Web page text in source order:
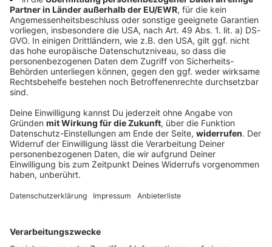
Motorradsternfahrt Kulmbach 2024: Unsere Fotos
des Bikerfests
Traumwetter, Traumbikes, Traumstimmung: Die 21.
Motorradsternfahrt Kulmbach war ein wahres Biker-
Festival. Wir waren für euch dabei - unsere Fotos seht
ihr hier!
Fotos